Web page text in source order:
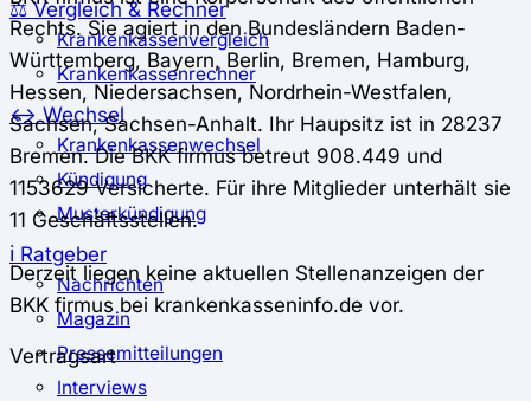
⚖️ Vergleich & Rechner
Krankenkassenvergleich
Krankenkassenrechner
↔ Wechsel
Krankenkassenwechsel
Kündigung
Musterkündigung
ℹ Ratgeber
Nachrichten
Magazin
Pressemitteilungen
Interviews
Rechts. Sie agiert in den Bundesländern Baden-
Württemberg, Bayern, Berlin, Bremen, Hamburg,
Hessen, Niedersachsen, Nordrhein-Westfalen,
Sachsen, Sachsen-Anhalt. Ihr Haupsitz ist in 28237
Bremen. Die BKK firmus betreut 908.449 und
1153629 Versicherte. Für ihre Mitglieder unterhält sie
11 Geschäftsstellen.
Derzeit liegen keine aktuellen Stellenanzeigen der
BKK firmus bei krankenkasseninfo.de vor.
Vertragsart